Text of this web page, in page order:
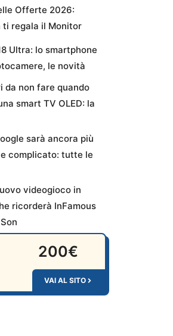
Offerte 2026:
ti regala il Monitor
Ultra: lo smartphone
le novità
da non fare quando
smart TV OLED: la
sarà ancora più
complicato: tutte le
videogioco in
ricorderà InFamous
200€
VAI AL SITO